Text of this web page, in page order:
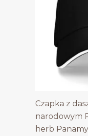
Czapka z
narodowym
herb